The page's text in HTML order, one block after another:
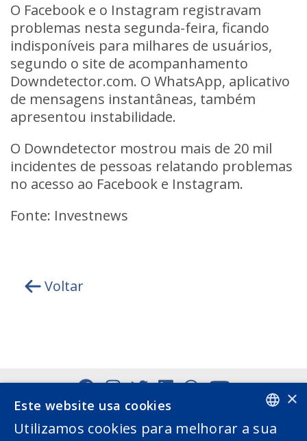
O Facebook e o Instagram registravam
problemas nesta segunda-feira, ficando
indisponíveis para milhares de usuários,
segundo o site de acompanhamento
Downdetector.com. O WhatsApp, aplicativo
de mensagens instantâneas, também
apresentou instabilidade.
O Downdetector mostrou mais de 20 mil
incidentes de pessoas relatando problemas
no acesso ao Facebook e Instagram.
Fonte: Investnews
Voltar
PORTUGUESE
×
Este website usa cookies
Utilizamos cookies para melhorar a sua